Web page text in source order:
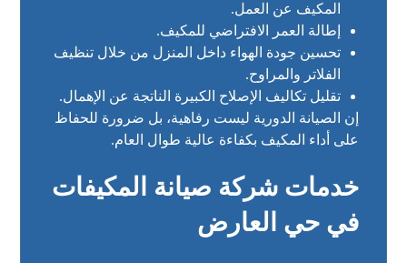
المكيف عن العمل.
إطالة العمر الافتراضي للمكيف.
تحسين جودة الهواء داخل المنزل من خلال تنظيف
الفلاتر والمراوح.
تقليل تكاليف الإصلاح الكبيرة الناتجة عن الإهمال.
إن الصيانة الدورية ليست رفاهية، بل ضرورة للحفاظ
على أداء المكيف بكفاءة عالية طوال العام.
خدمات شركة صيانة المكيفات
في حي العارض